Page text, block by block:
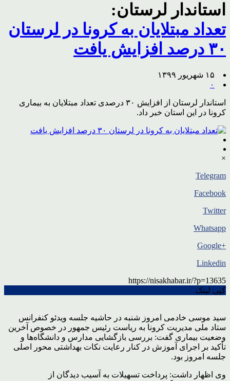
استاندار لرستان:
تعداد مبتلایان به کرونا در لرستان
۳۰ درصد افزایش یافت
۱۵ شهریور ۱۳۹۹
۰
استاندار لرستان از افزایش ۳۰ درصدی تعداد مبتلایان به بیماری
کرونا در این استان خبر داد.
×
Telegram
Facebook
Twitter
Whatsapp
+Google
Linkedin
https://nisakhabar.ir/?p=13635
کپی لینک
سید موسی خادمی امروز شنبه در حاشیه جلسه ویدئو کنفرانس
ستاد ملی مدیریت کرونا به ریاست رئیس جمهور در خصوص آخرین
وضعیت بیماری گفت: بررسی بازگشایی مدارس و دانشگاه‌ها و
تأکید بر اجرای آموزش در کنار رعایت نکات بهداشتی محور اصلی
جلسه امروز بود.
وی اظهار داشت: پرداخت تسهیلات به آسیب دیدگان از